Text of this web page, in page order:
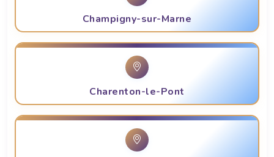
Champigny-sur-Marne
Charenton-le-Pont